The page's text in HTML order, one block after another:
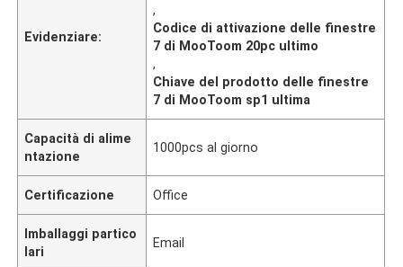
Evidenziare:
,
Codice di attivazione delle finestre
7 di MooToom 20pc ultimo
,
Chiave del prodotto delle finestre
7 di MooToom sp1 ultima
Capacità di alime
ntazione
1000pcs al giorno
Certificazione Office
Imballaggi partico
lari
Email